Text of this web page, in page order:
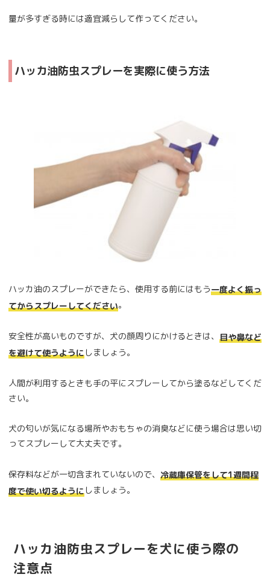
量が多すぎる時には適宜減らして作ってください。
ハッカ油防虫スプレーを実際に使う方法
ハッカ油のスプレーができたら、使用する前にはもう一度よく振っ
てからスプレーしてください。
安全性が高いものですが、犬の顔周りにかけるときは、 目や鼻など
を避けて使うようにしましょう。
人間が利用するときも手の平にスプレーしてから塗るなどしてくだ
さい。
犬の匂いが気になる場所やおもちゃの消臭などに使う場合は思い切
ってスプレーして大丈夫です。
保存料などが一切含まれていないので、 冷蔵庫保管をして1週間程
度で使い切るようにしましょう。
ハッカ油防虫スプレーを犬に使う際の
注意点